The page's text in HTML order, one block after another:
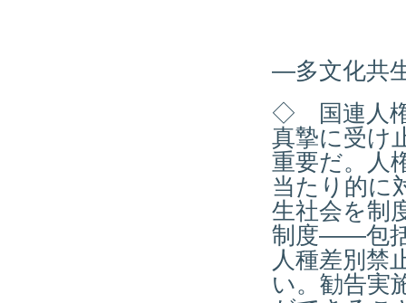
―多文化共
◇ 国連人権
真摯に受け
重要だ。人
当たり的に
生社会を制
制度――包括
人種差別禁
い。勧告実